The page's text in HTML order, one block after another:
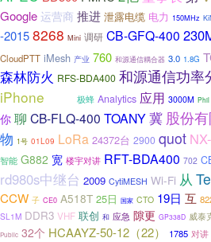
Google 运营商 推进 泄露电缆 电力 150MHz
-20158268 Mini 调研 CB-GFQ-400
CloudPTT iMesh 产业 760 和源通信耦合器 3.0 1.8G
森林防火 RFS-BDA400 和源通信功率
iPhone
极蜂 Analytics 应用 3000M Phil
你 聊 CB-FLQ-400 TOANY冀 股份
物 1号 01L09 LoRa 24372台 2900 quot
智能 G882 宽 楼宇对讲 RFT-BDA400 702
rd980s中继台 2009 CytiMESH Wi-Fi 从
CCW 子 CE0 A518T 25日 国家 CTO 19日 互
SL1M DDR3 VHF 联创 和 应急 隙更 GP338D 威泰
Public 32个 HCAAYZ-50-12（22） 1785 对讲